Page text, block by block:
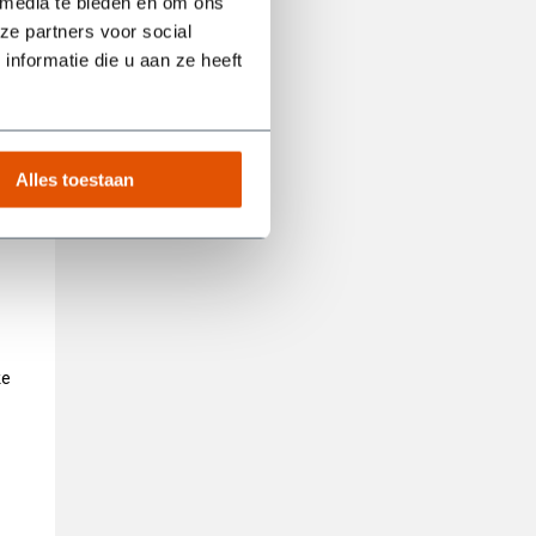
partners voor social
die u aan ze heeft
Alles toestaan